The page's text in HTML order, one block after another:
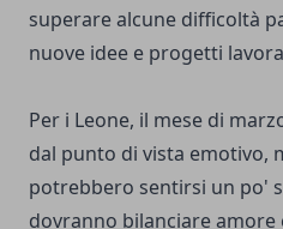
superare alcune difficoltà
nuove idee e progetti
Per i Leone, il mese di
dal punto di vista emotivo,
potrebbero sentirsi un po'
dovranno bilanciare amore